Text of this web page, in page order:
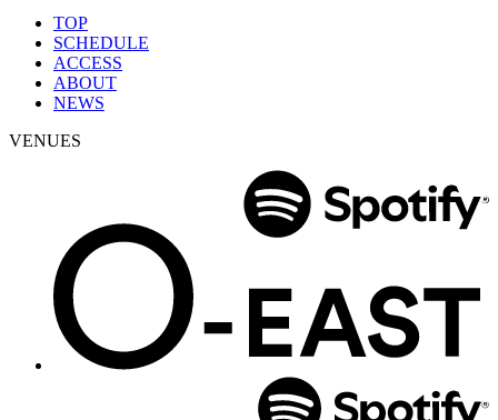
TOP
SCHEDULE
ACCESS
ABOUT
NEWS
VENUES